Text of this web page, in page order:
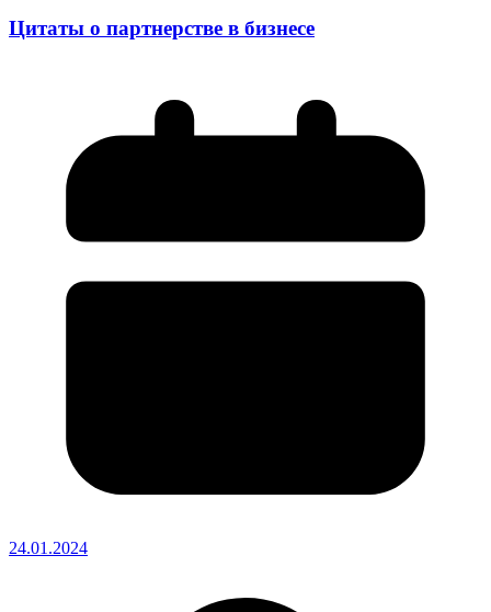
Цитаты о партнерстве в бизнесе
24.01.2024